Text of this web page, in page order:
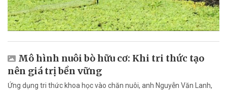
Mô hình nuôi bò hữu cơ: Khi tri thức tạo
nên giá trị bền vững
Ứng dụng tri thức khoa học vào chăn nuôi, anh Nguyễn Văn Lanh,